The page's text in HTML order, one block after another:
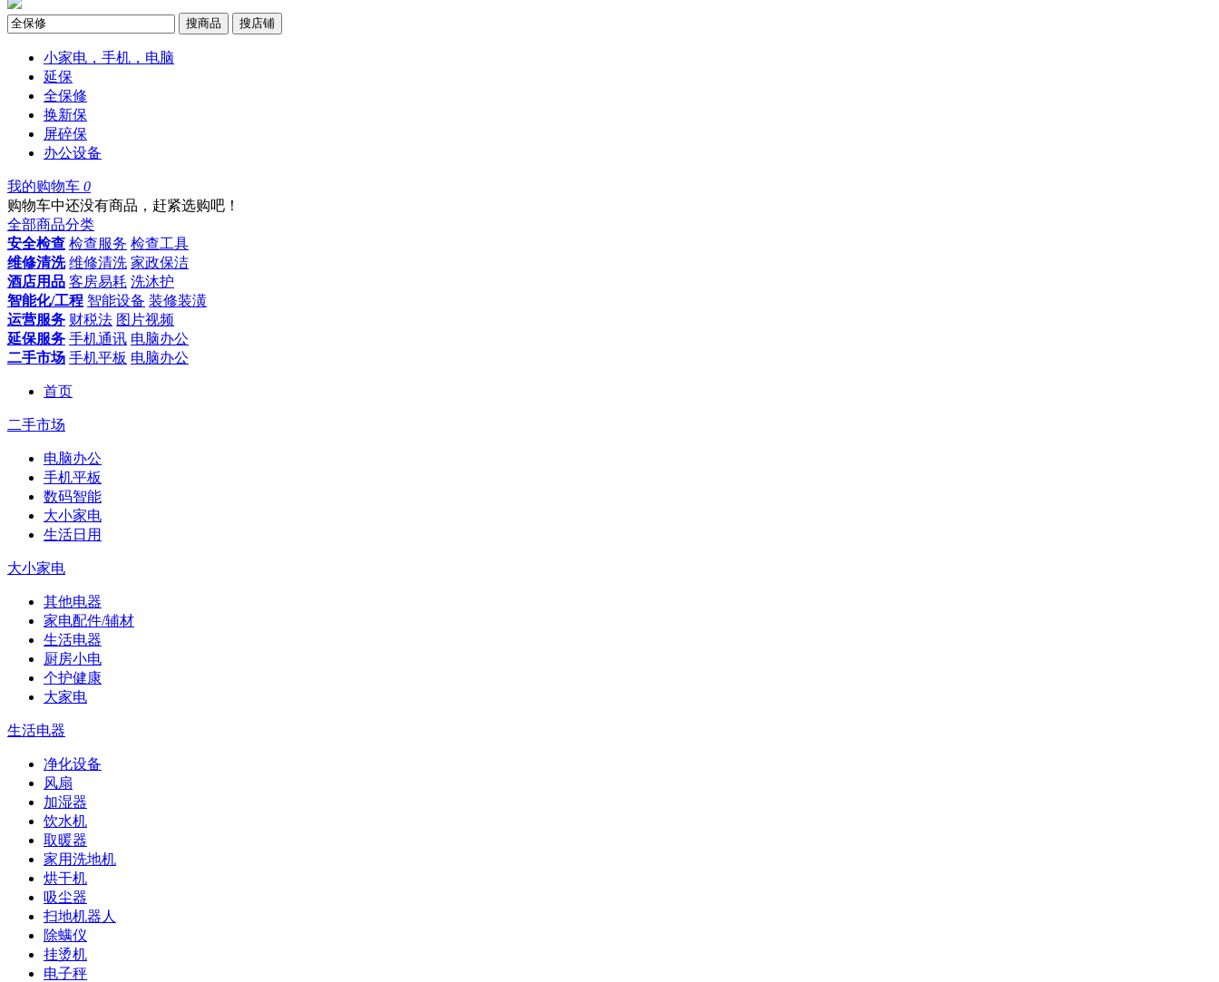
搜商品 搜店铺
小家电，手机，电脑
延保
全保修
换新保
屏碎保
办公设备
我的购物车 0
购物车中还没有商品，赶紧选购吧！
全部商品分类
安全检查 检查服务 检查工具
维修清洗 维修清洗 家政保洁
酒店用品 客房易耗 洗沐护
智能化/工程 智能设备 装修装潢
运营服务 财税法 图片视频
延保服务 手机通讯 电脑办公
二手市场 手机平板 电脑办公
首页
二手市场
电脑办公
手机平板
数码智能
大小家电
生活日用
大小家电
其他电器
家电配件/辅材
生活电器
厨房小电
个护健康
大家电
生活电器
净化设备
风扇
加湿器
饮水机
取暖器
家用洗地机
烘干机
吸尘器
扫地机器人
除螨仪
挂烫机
电子秤